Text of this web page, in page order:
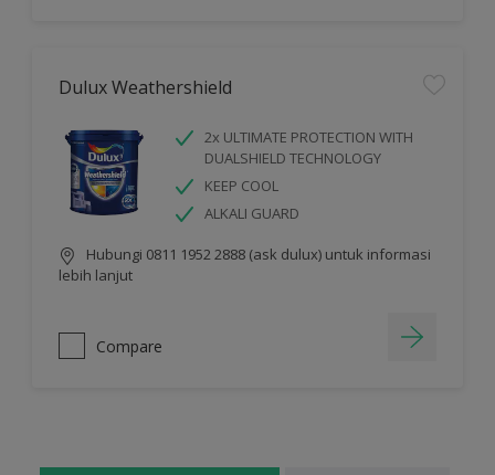
Dulux Weathershield
2x ULTIMATE PROTECTION WITH
DUALSHIELD TECHNOLOGY
KEEP COOL
ALKALI GUARD
Hubungi 0811 1952 2888 (ask dulux) untuk informasi
lebih lanjut
Compare